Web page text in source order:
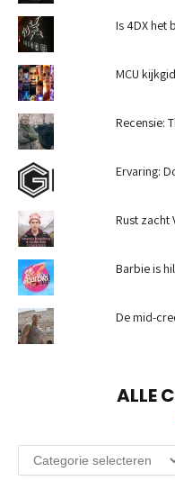
Is 4DX het
MCU
Recensie:
Ervaring:
Rust zacht
Barbie is
De mid-
ALLE
categorieën